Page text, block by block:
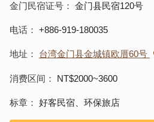
金门民宿证号 金门县民宿120号
电话 +886-919-180035
地址 台湾金门县金城镇欧厝60号
消费区间 NT$2000~3600
标章 好客民宿、环保旅店